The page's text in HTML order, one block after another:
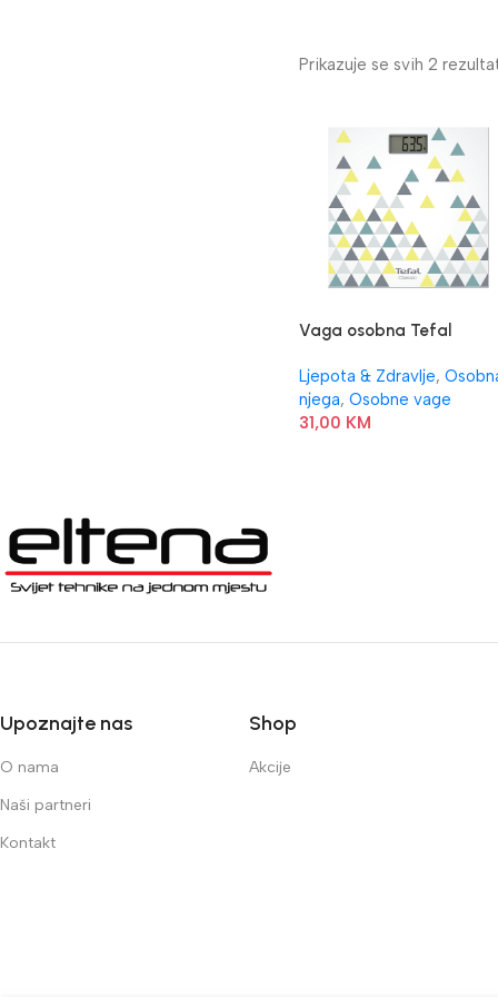
Prikazuje se svih 2
Vaga osobna Tefal
Ljepota & Zdravlje,
njega, Osobne vage
31,00 KM
Upoznajte nas
O nama
Naši partneri
Kontakt
Shop
Akcije